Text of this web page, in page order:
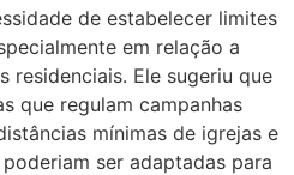
de estabelecer limites
em relação a
residenciais. Ele sugeriu que
que regulam campanhas
mínimas de igrejas e
ser adaptadas para